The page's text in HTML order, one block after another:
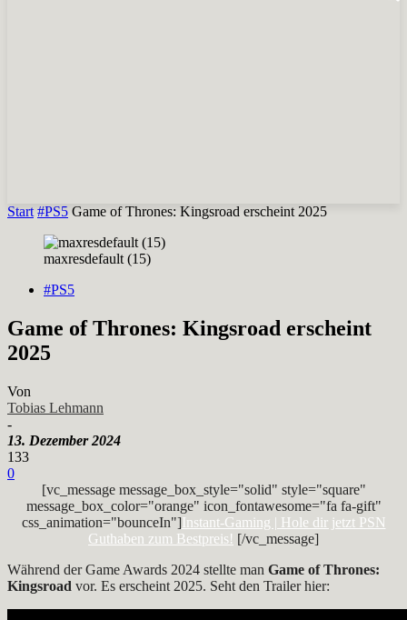
Start #PS5 Game of Thrones: Kingsroad erscheint 2025
maxresdefault (15)
#PS5
Game of Thrones: Kingsroad erscheint
2025
Von
Tobias Lehmann
-
13. Dezember 2024
133
0
[vc_message message_box_style="solid" style="square"
message_box_color="orange" icon_fontawesome="fa fa-gift"
css_animation="bounceIn"]Instant-Gaming | Hole dir jetzt PSN
Guthaben zum Bestpreis! [/vc_message]
Während der Game Awards 2024 stellte man Game of Thrones:
Kingsroad vor. Es erscheint 2025. Seht den Trailer hier: